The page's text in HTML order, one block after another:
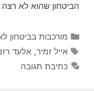
הביטחון שהוא לא רצה
קטגוריות
מורכבות בביטחון
תגיות
אייל זמיר, אלעד
כתיבת תגובה